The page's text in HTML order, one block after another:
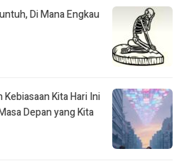
Di Mana Engkau
Kebiasaan Kita Hari Ini
Depan yang Kita